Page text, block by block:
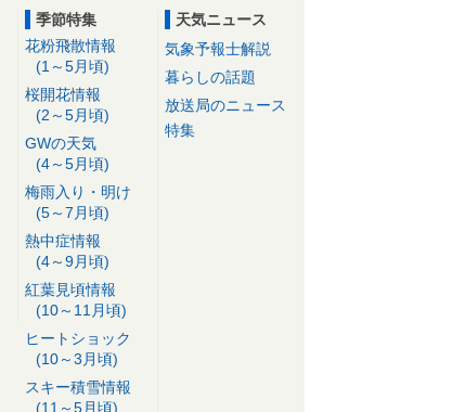
季節特集
花粉飛散情報
(1～5月頃)
桜開花情報
(2～5月頃)
GWの天気
(4～5月頃)
梅雨入り・明け
(5～7月頃)
熱中症情報
(4～9月頃)
紅葉見頃情報
(10～11月頃)
ヒートショック
(10～3月頃)
スキー積雪情報
(11～5月頃)
天気ニュース
気象予報士解説
暮らしの話題
放送局のニュース
特集